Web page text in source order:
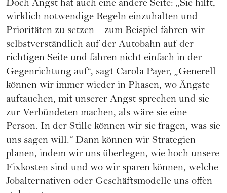
Doch Angst hat auch eine andere Seite: „Sie hilft,
wirklich notwendige Regeln einzuhalten und
Prioritäten zu setzen – zum Beispiel fahren wir
selbstverständlich auf der Autobahn auf der
richtigen Seite und fahren nicht einfach in der
Gegenrichtung auf“, sagt Carola Payer, „Generell
können wir immer wieder in Phasen, wo Ängste
auftauchen, mit unserer Angst sprechen und sie
zur Verbündeten machen, als wäre sie eine
Person. In der Stille können wir sie fragen, was sie
uns sagen will.“ Dann können wir Strategien
planen, indem wir uns überlegen, wie hoch unsere
Fixkosten sind und wo wir sparen können, welche
Jobalternativen oder Geschäftsmodelle uns offen